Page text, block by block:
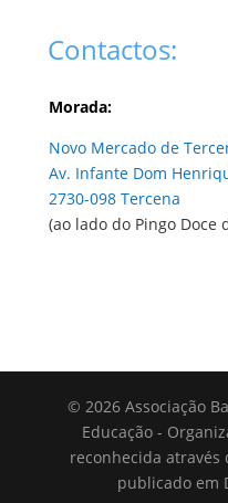
Contactos:
Morada:
Novo Mercado de
Av. Infante Dom
2730-098 Tercena
(ao lado do Pingo Doce
© 2026 Associação
Educação -
reconhecida através
publicado em